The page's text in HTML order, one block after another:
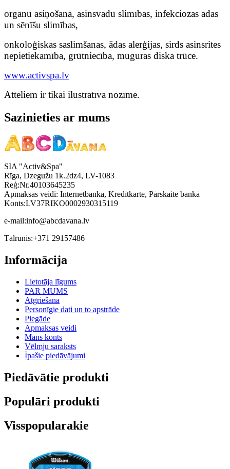
orgānu asiņošana, asinsvadu slimības, infekciozas ādas
un sēnīšu slimības,
onkoloģiskas saslimšanas, ādas alerģijas, sirds asinsrites
nepietiekamība, grūtniecība, muguras diska trūce.
www.activspa.lv
Attēliem ir tikai ilustratīva nozīme.
Sazinieties ar mums
SIA "Activ&Spa"
Rīga, Dzegužu 1k.2dz4, LV-1083
Reģ:Nr.40103645235
Apmaksas veidi: Internetbanka, Kredītkarte, Pārskaite bankā
Konts:LV37RIKO0002930315119
e-mail:info@abcdavana.lv
Tālrunis:+371 29157486
Informācija
Lietotāja līgums
PAR MUMS
Atgriešana
Personīgie dati un to apstrāde
Piegāde
Apmaksas veidi
Mans konts
Vēlmju saraksts
Īpašie piedāvājumi
Piedāvātie produkti
Populāri produkti
Visspopularakie